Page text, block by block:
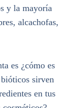
y la mayoría
alcachofas,
es ¿cómo es
sirven
en tus